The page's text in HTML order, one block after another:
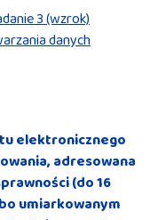
3 (wzrok)
danych
elektronicznego
adresowana
(do 16
umiarkowanym